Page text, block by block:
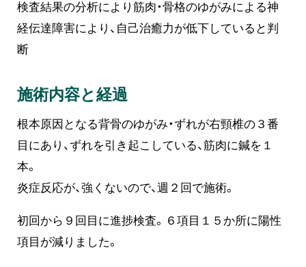
検査結果の分析により筋肉・骨格のゆがみによる神
経伝達障害により、自己治癒力が低下していると判
断
施術内容と経過
根本原因となる背骨のゆがみ・ずれが右頸椎の３番
目にあり、ずれを引き起こしている、筋肉に鍼を１
本。
炎症反応が、強くないので、週２回で施術。
初回から９回目に進捗検査。６項目１５か所に陽性
項目が減りました。